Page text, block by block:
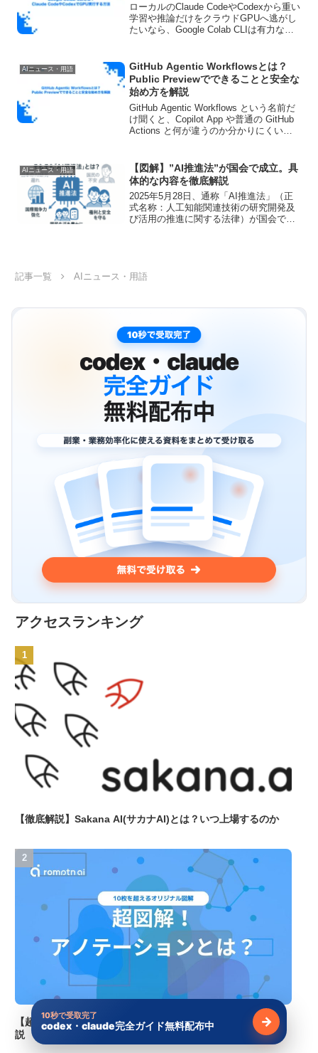
ローカルのClaude CodeやCodexから重い
学習や推論だけをクラウドGPUへ逃がし
たいなら、Google Colab CLIは有力な選
境を扱えるので、Co...
AIニュース・用語
GitHub Agentic Workflowsとは？
Public Previewでできることと安全な
始め方を解説
GitHub Agentic Workflows という名前だ
け聞くと、Copilot App や普通の GitHub
Actions と何が違うのか分かりにくいは
AIニュース・用語
【図解】”AI推進法”が国会で成立。具
体的な内容を徹底解説
2025年5月28日、通称「AI推進法」（正
式名称：人工知能関連技術の研究開発及
び活用の推進に関する法律）が国会で可
記事一覧 AIニュース・用語
アクセスランキング
【徹底解説】Sakana AI(サカナAI)とは？いつ上場するのか
【超図解】アノテーションとは？仕組みから課題まで徹底解
説
10秒で受取完了
codex・claude完全ガイド無料配布中 無料で受け
→